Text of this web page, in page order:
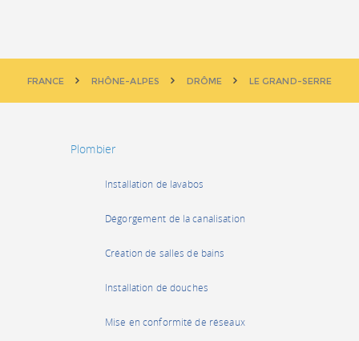
FRANCE RHÔNE-ALPES DRÔME LE GRAND-SERRE
Plombier
Installation de lavabos
Dégorgement de la canalisation
Création de salles de bains
Installation de douches
Mise en conformité de réseaux